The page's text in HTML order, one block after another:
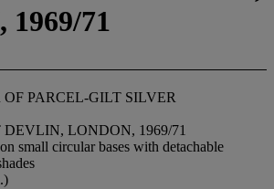
71
PARCEL-GILT SILVER
LONDON, 1969/71
small circular bases with detachable